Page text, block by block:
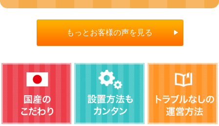
もっとお客様の声を見る